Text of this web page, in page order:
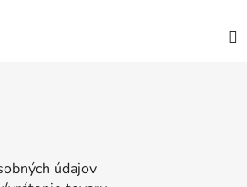
údajov